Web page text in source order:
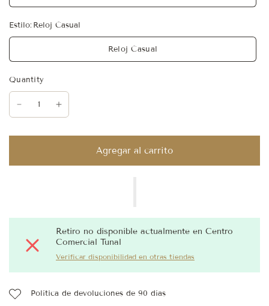
Estilo: Reloj Casual
Reloj Casual
Quantity
Agregar al carrito
Retiro no disponible actualmente enCentro
Comercial Tunal
Verificar disponibilidad en otras tiendas
Política de devoluciones de 90 días